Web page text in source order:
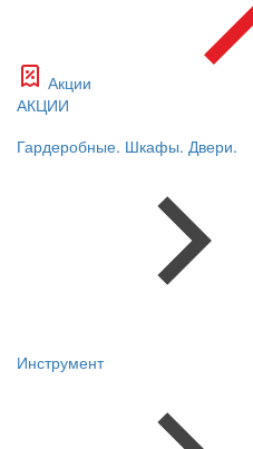
Акции
АКЦИИ
Гардеробные. Шкафы. Двери.
Инструмент